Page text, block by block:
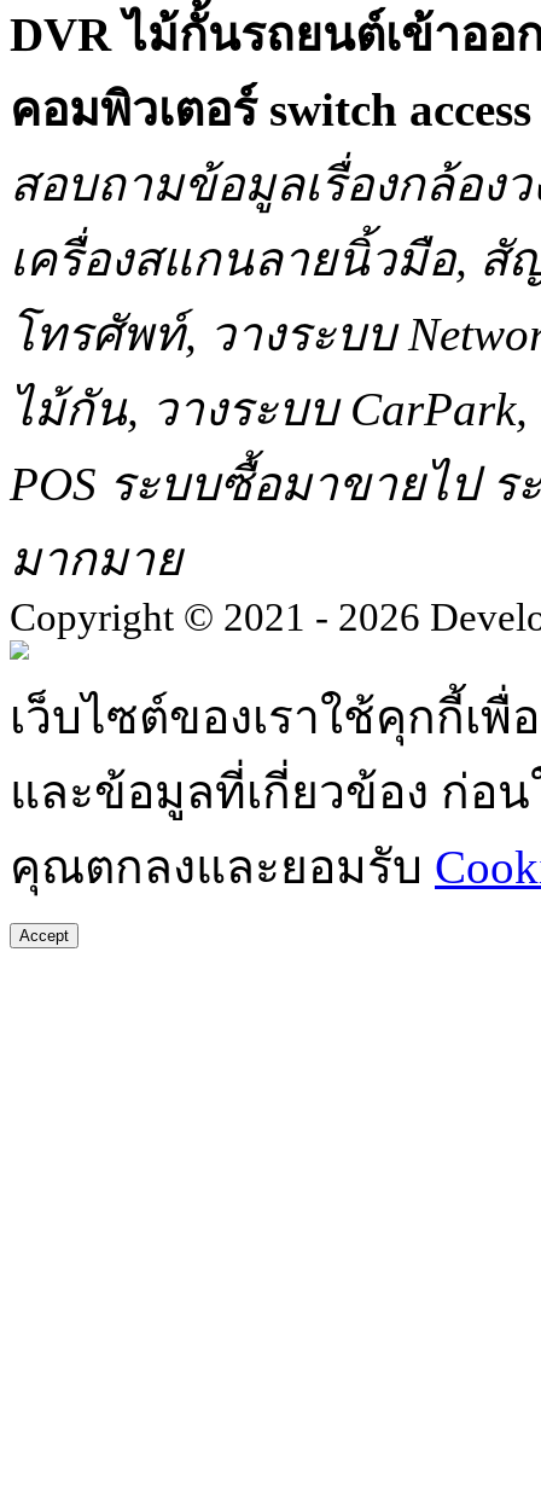
DVR ไม้กั้นรถยนต์เข้าออ
คอมพิวเตอร์ switch
สอบถามข้อมูลเรื่องกล้อง
เครื่องสแกนลายนิ้วมือ,
โทรศัพท์, วางระบบ
ไม้กัน, วางระบบ
POS ระบบซื้อมาขายไป ร
มากมาย
Copyright © 2021 - 2026
เว็บไซต์ของเราใช้คุกกี้เ
และข้อมูลที่เกี่ยวข้อง ก่อน
คุณตกลงและยอมรับ
Accept